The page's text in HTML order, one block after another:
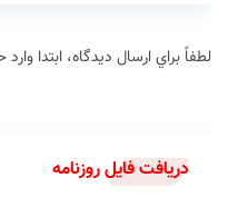
لطفاً براي ارسال دیدگاه، ابتدا
دریافت فایل روزنامه